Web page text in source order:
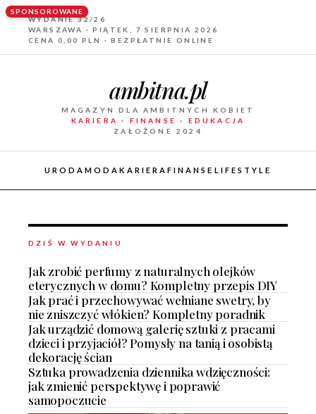
WYDANIE 32/26
WARSZAWA · PIĄTEK, 7 SIERPNIA 2026
CENA 0,00 PLN · BEZPŁATNIE ONLINE
ambitna.pl
MAGAZYN DLA AMBITNYCH KOBIET
KARIERA · FINANSE · EDUKACJA
ZAŁOŻONE 2024
URODAMODAKARIERA FINANSE LIFESTYLE
DZIŚ W WYDANIU
Jak zrobić perfumy z naturalnych olejków
eterycznych w domu? Kompletny przepis DIY
Jak prać i przechowywać wełniane swetry, by
nie zniszczyć włókien? Kompletny poradnik
Jak urządzić domową galerię sztuki z pracami
dzieci i przyjaciół? Pomysły na tanią i osobistą
dekorację ścian
Sztuka prowadzenia dziennika wdzięczności:
jak zmienić perspektywę i poprawić
samopoczucie
SPONSOROWANE